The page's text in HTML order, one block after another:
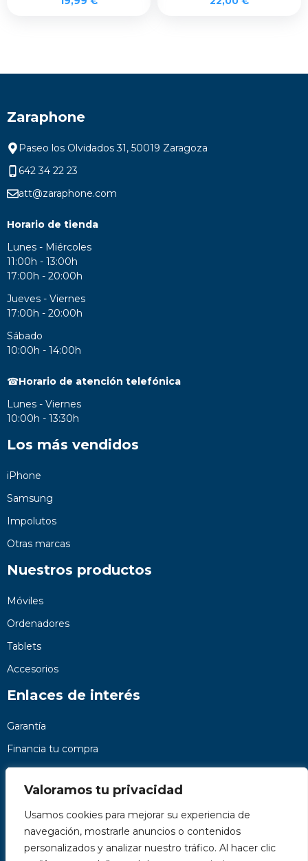
Valoramos tu privacidad
Usamos cookies para mejorar su experiencia de
navegación, mostrarle anuncios o contenidos
personalizados y analizar nuestro tráfico. Al hacer clic
Zaraphone
Paseo los Olvidados 31, 50019 Zaragoza
642 34 22 23
att@zaraphone.com
Horario de tienda
Lunes - Miércoles
11:00h - 13:00h
17:00h - 20:00h
Jueves - Viernes
17:00h - 20:00h
Sábado
10:00h - 14:00h
☎Horario de atención telefónica
Lunes - Viernes
10:00h - 13:30h
Los más vendidos
iPhone
Samsung
Impolutos
Otras marcas
Nuestros productos
Móviles
Ordenadores
Tablets
Accesorios
Enlaces de interés
Garantía
Financia tu compra
Preguntas frecuentes
Nosotros
Contacto
Páginas legales